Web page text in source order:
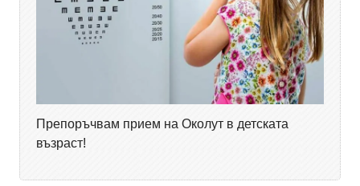
Препоръчвам прием на Околут в детската
възраст!